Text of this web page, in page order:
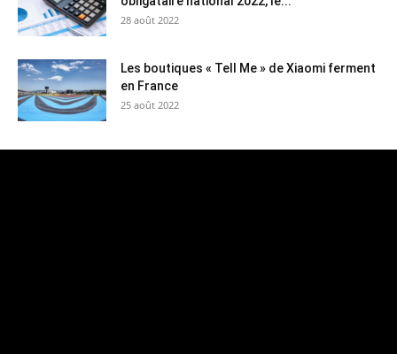
28 août 2022
Les boutiques « Tell Me » de Xiaomi ferment
en France
25 août 2022